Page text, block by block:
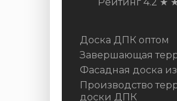
Доска ДПК оптом
Завершающая
Фасадная доска
Производство
доски ДПК